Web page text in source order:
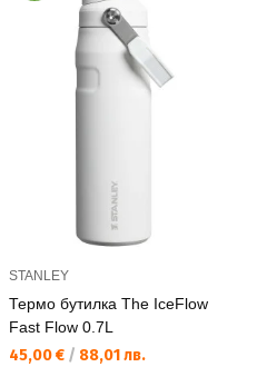
STANLEY
Термо бутилка The IceFlow
Fast Flow 0.7L
Текуща цена:
45,00 € / 88,01 лв.